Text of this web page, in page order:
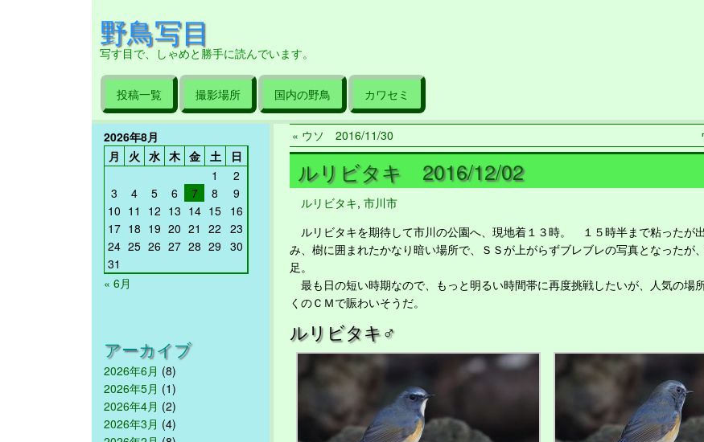
野鳥写目
写す目で、しゃめと勝手に読んでいます。
投稿一覧 撮影場所 国内の野鳥 カワセミ
2026年8月
月
火 水 木 金 土
日
1
2
3
4 5 6 7 8
9
10 11 12 13 14 15 16
17 18 19 20 21 22 23
24 25 26 27 28 29 30
31
« 6月
アーカイブ
2026年6月 (8)
2026年5月 (1)
2026年4月 (2)
2026年3月 (4)
« ウソ 2016/11/30
ルリビタキ 2016/12/02
ルリビタキ, 市川市
ルリビタキを期待して市川の公園へ、現地着１３時。 １５時半まで粘ったが
み、樹に囲まれたかなり暗い場所で、ＳＳが上がらずブレブレの写真となったが
足。
最も日の短い時期なので、もっと明るい時間帯に再度挑戦したいが、人気の場
くのＣＭで賑わいそうだ。
ルリビタキ♂